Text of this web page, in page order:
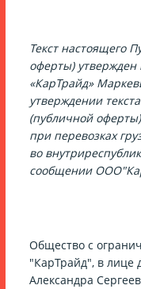
Текст настоящего
оферты)
«КарТрайд»
утверждении
(публичной
при перевозках
во
сообщении
Общество с
"КарТрайд", в лице
Александра